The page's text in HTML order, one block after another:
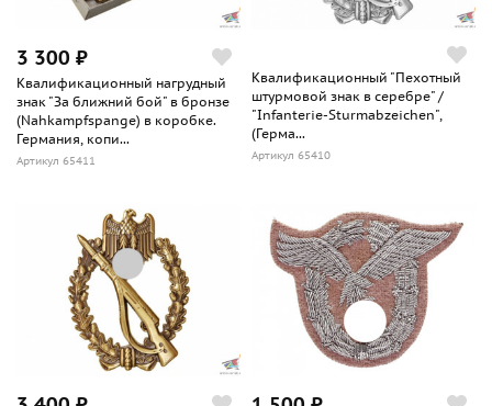
3 300 ₽
Квалификационный нагрудный
знак "За ближний бой" в бронзе
(Nahkampfspange) в коробке.
Германия, копи...
Артикул 65411
Квалификационный "Пехотный
штурмовой знак в серебре" /
"Infanterie-Sturmabzeichen",
(Герма...
Артикул 65410